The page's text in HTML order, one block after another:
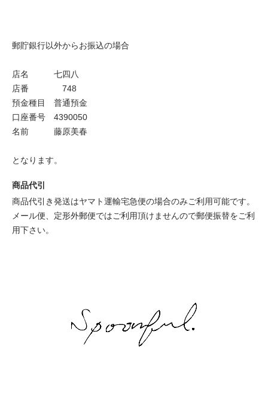
郵貯銀行以外からお振込の場合
店名 七四八
店番 748
預金種目 普通預金
口座番号 4390050
名前 藤原美春
となります。
商品代引
商品代引き発送はヤマト運輸宅急便の場合のみご利用可能です。
メール便、定形外郵便ではご利用頂けませんので郵便振替をご利
用下さい。